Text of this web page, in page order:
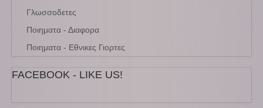
Γλωσσοδετες
Ποιηματα - Διαφορα
Ποιηματα - Εθνικες Γιορτες
FACEBOOK - LIKE US!